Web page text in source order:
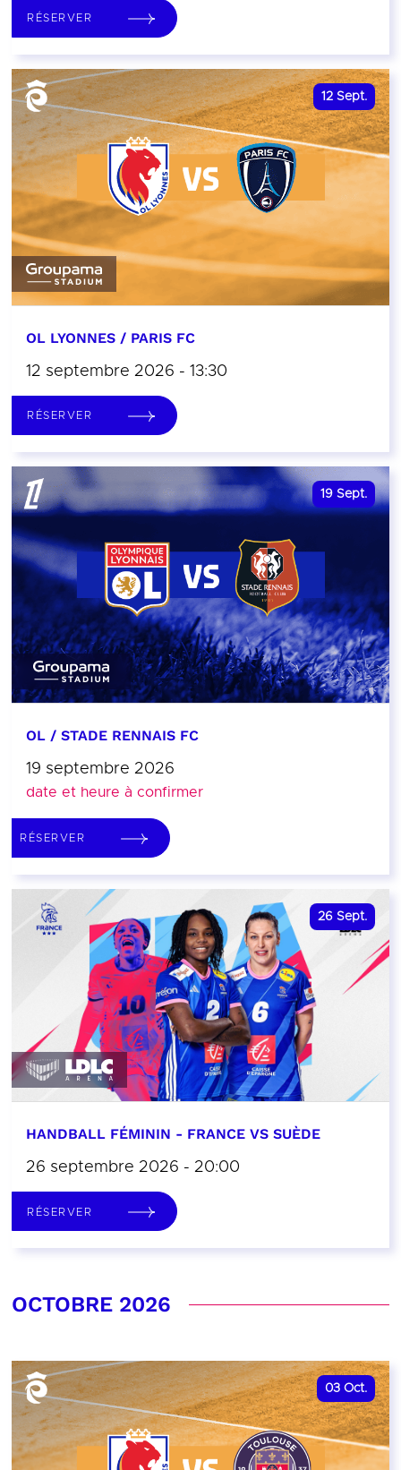
RÉSERVER
12 Sept.
OL LYONNES / PARIS FC
12 septembre 2026 - 13:30
RÉSERVER
19 Sept.
OL / STADE RENNAIS FC
19 septembre 2026
date et heure à confirmer
RÉSERVER
26 Sept.
HANDBALL FÉMININ - FRANCE VS SUÈDE
26 septembre 2026 - 20:00
RÉSERVER
OCTOBRE 2026
03 Oct.